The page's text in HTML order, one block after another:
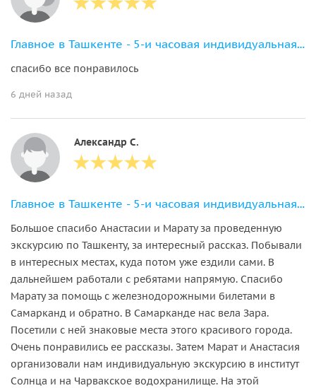
Главное в Ташкенте - 5-и часовая индивидуальная экскурсия
спасибо все понравилось
6 дней назад
Александр С.
Главное в Ташкенте - 5-и часовая индивидуальная экскурсия
Большое спасибо Анастасии и Марату за проведенную
экскурсию по Ташкенту, за интересный рассказ. Побывали
в интересных местах, куда потом уже ездили сами. В
дальнейшем работали с ребятами напрямую. Спасибо
Марату за помощь с железнодорожными билетами в
Самарканд и обратно. В Самарканде нас вела Зара.
Посетили с ней знаковые места этого красивого города.
Очень понравились ее рассказы. Затем Марат и Анастасия
организовали нам индивидуальную экскурсию в институт
Солнца и на Чарвакское водохранилище. На этой